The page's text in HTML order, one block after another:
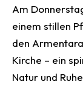
Am
einem stillen
den
Kirche – ein
Natur und